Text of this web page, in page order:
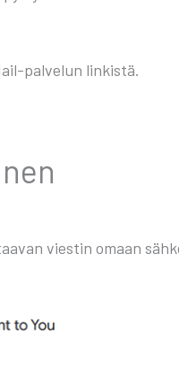
pal­ve­lun lin­kis­tä.
vies­tin omaan